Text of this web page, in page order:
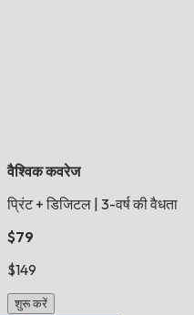
वैश्विक कवरेज
प्रिंट + डिजिटल 3-वर्ष की वैधता
$79
$149
शुरू करें